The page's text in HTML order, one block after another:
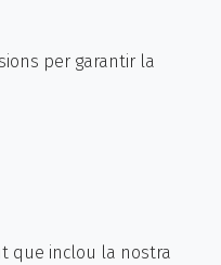
per garantir la
que inclou la nostra